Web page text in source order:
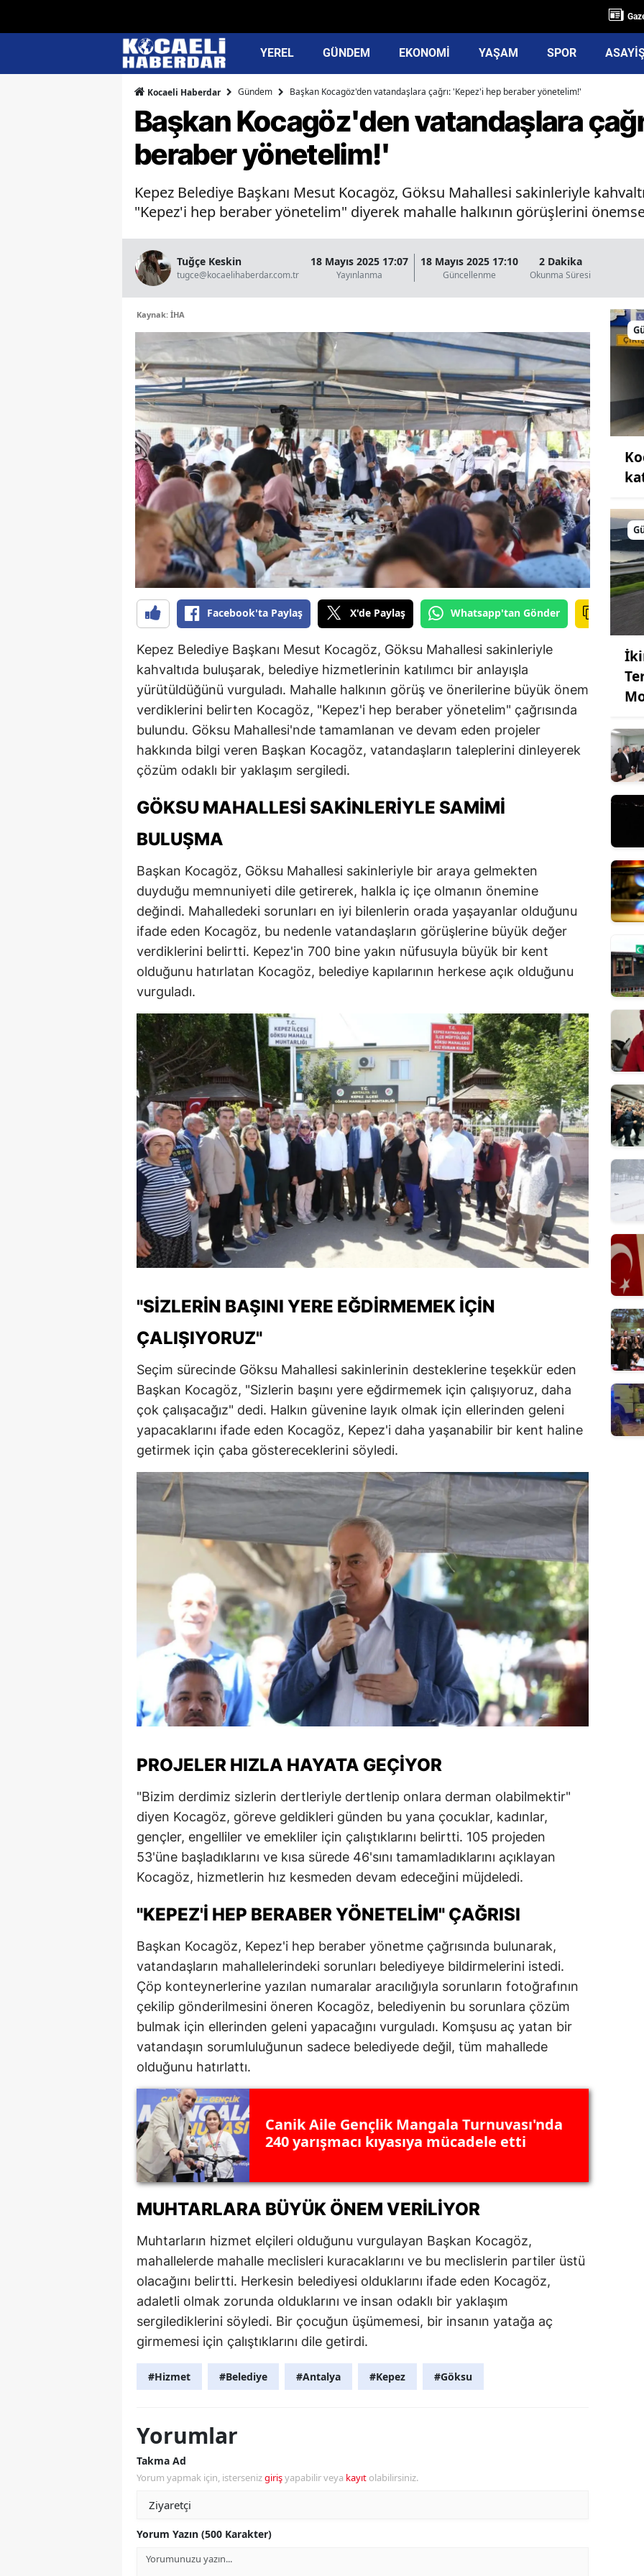
YEREL GÜNDEM EKONOMİ YAŞAM SPOR
Kocaeli Haberdar Gündem Başkan Kocagöz'den vatandaşlara çağrı: 'Kepez'i hep beraber yönetelim!'
Başkan Kocagöz'den vatandaşlara
beraber yönetelim!'
Kepez Belediye Başkanı Mesut Kocagöz, Göksu Mahallesi sakinleriyle
"Kepez'i hep beraber yönetelim" diyerek mahalle halkının görüşlerini
Tuğçe Keskin
tugce@kocaelihaberdar.com.tr
18 Mayıs 2025 17:07
Yayınlanma
18 Mayıs 2025 17:10
Güncellenme
2 Dakika
Okunma Süresi
Kaynak: İHA
Facebook'ta Paylaş X'de Paylaş Whatsapp'tan Gönder
Kepez Belediye Başkanı Mesut Kocagöz, Göksu Mahallesi sakinleriyle
kahvaltıda buluşarak, belediye hizmetlerinin katılımcı bir anlayışla
yürütüldüğünü vurguladı. Mahalle halkının görüş ve önerilerine büyük önem
verdiklerini belirten Kocagöz, "Kepez'i hep beraber yönetelim" çağrısında
bulundu. Göksu Mahallesi'nde tamamlanan ve devam eden projeler
hakkında bilgi veren Başkan Kocagöz, vatandaşların taleplerini dinleyerek
çözüm odaklı bir yaklaşım sergiledi.
GÖKSU MAHALLESI SAKINLERIYLE SAMIMI
BULUŞMA
Başkan Kocagöz, Göksu Mahallesi sakinleriyle bir araya gelmekten
duyduğu memnuniyeti dile getirerek, halkla iç içe olmanın önemine
değindi. Mahalledeki sorunları en iyi bilenlerin orada yaşayanlar olduğunu
ifade eden Kocagöz, bu nedenle vatandaşların görüşlerine büyük değer
verdiklerini belirtti. Kepez'in 700 bine yakın nüfusuyla büyük bir kent
olduğunu hatırlatan Kocagöz, belediye kapılarının herkese açık olduğunu
vurguladı.
"SIZLERIN BAŞINI YERE EĞDIRMEMEK İÇIN
ÇALIŞIYORUZ"
Seçim sürecinde Göksu Mahallesi sakinlerinin desteklerine teşekkür eden
Başkan Kocagöz, "Sizlerin başını yere eğdirmemek için çalışıyoruz, daha
çok çalışacağız" dedi. Halkın güvenine layık olmak için ellerinden geleni
yapacaklarını ifade eden Kocagöz, Kepez'i daha yaşanabilir bir kent haline
getirmek için çaba göstereceklerini söyledi.
PROJELER HIZLA HAYATA GEÇIYOR
"Bizim derdimiz sizlerin dertleriyle dertlenip onlara derman olabilmektir"
diyen Kocagöz, göreve geldikleri günden bu yana çocuklar, kadınlar,
gençler, engelliler ve emekliler için çalıştıklarını belirtti. 105 projeden
53'üne başladıklarını ve kısa sürede 46'sını tamamladıklarını açıklayan
Kocagöz, hizmetlerin hız kesmeden devam edeceğini müjdeledi.
"KEPEZ'I HEP BERABER YÖNETELIM" ÇAĞRISI
Başkan Kocagöz, Kepez'i hep beraber yönetme çağrısında bulunarak,
vatandaşların mahallelerindeki sorunları belediyeye bildirmelerini istedi.
Çöp konteynerlerine yazılan numaralar aracılığıyla sorunların fotoğrafının
çekilip gönderilmesini öneren Kocagöz, belediyenin bu sorunlara çözüm
bulmak için ellerinden geleni yapacağını vurguladı. Komşusu aç yatan bir
vatandaşın sorumluluğunun sadece belediyede değil, tüm mahallede
olduğunu hatırlattı.
Canik Aile Gençlik Mangala Turnuvası'nda
240 yarışmacı kıyasıya mücadele etti
MUHTARLARA BÜYÜK ÖNEM VERILIYOR
Muhtarların hizmet elçileri olduğunu vurgulayan Başkan Kocagöz,
mahallelerde mahalle meclisleri kuracaklarını ve bu meclislerin partiler üstü
olacağını belirtti. Herkesin belediyesi olduklarını ifade eden Kocagöz,
adaletli olmak zorunda olduklarını ve insan odaklı bir yaklaşım
sergilediklerini söyledi. Bir çocuğun üşümemesi, bir insanın yatağa aç
girmemesi için çalıştıklarını dile getirdi.
#Hizmet #Belediye #Antalya #Kepez #Göksu
Yorumlar
Takma Ad
Yorum yapmak için, istersenizgirişyapabilir veya kayıt olabilirsiniz.
Yorum Yazın (500 Karakter)